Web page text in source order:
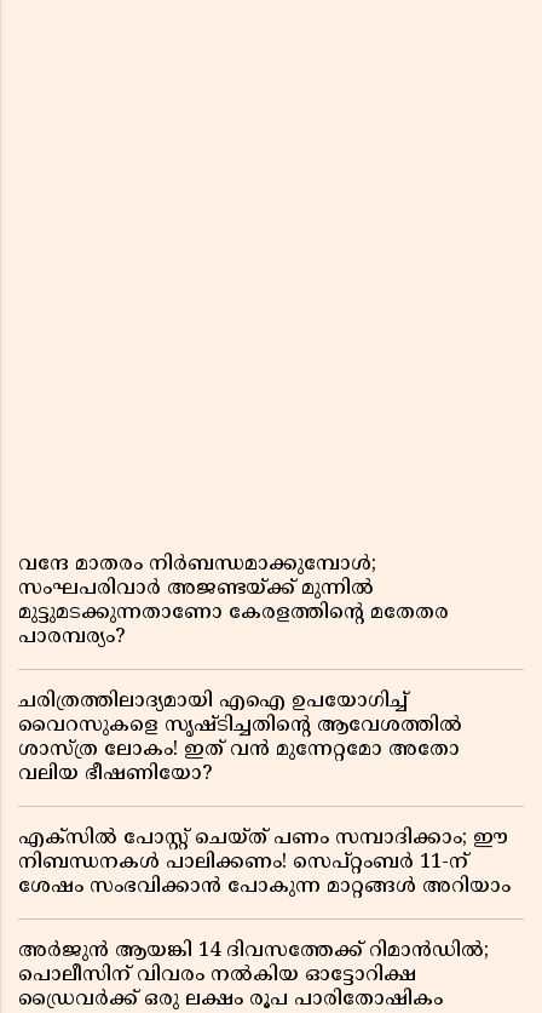
വന്ദേ മാതരം നിർബന്ധമാക്കുമ്പോൾ;
സംഘപരിവാർ അജണ്ടയ്ക്ക് മുന്നിൽ
മുട്ടുമടക്കുന്നതാണോ കേരളത്തിന്റെ മതേതര
പാരമ്പര്യം?
ചരിത്രത്തിലാദ്യമായി എഐ ഉപയോഗിച്ച്
വൈറസുകളെ സൃഷ്ടിച്ചതിന്റെ ആവേശത്തിൽ
ശാസ്ത്ര ലോകം! ഇത് വൻ മുന്നേറ്റമോ അതോ
വലിയ ഭീഷണിയോ?
എക്സിൽ പോസ്റ്റ് ചെയ്ത് പണം സമ്പാദിക്കാം; ഈ
നിബന്ധനകൾ പാലിക്കണം! സെപ്റ്റംബർ 11-ന്
ശേഷം സംഭവിക്കാൻ പോകുന്ന മാറ്റങ്ങൾ അറിയാം
അർജുൻ ആയങ്കി 14 ദിവസത്തേക്ക് റിമാൻഡിൽ;
പൊലീസിന് വിവരം നൽകിയ ഓട്ടോറിക്ഷ
ഡ്രൈവർക്ക് ഒരു ലക്ഷം രൂപ പാരിതോഷികം